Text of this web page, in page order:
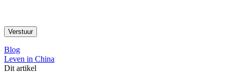
Blog
Leven in China
Dit artikel